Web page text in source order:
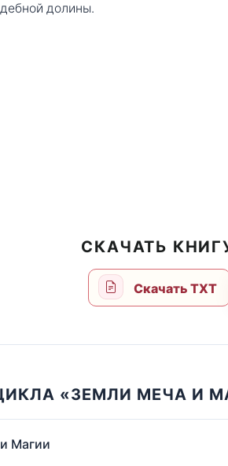
долины.
СКАЧАТЬ
Скачать TXT
«ЗЕМЛИ МЕЧА И
Магии